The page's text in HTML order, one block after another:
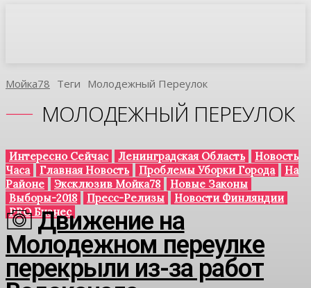
Мойка78 Теги Молодежный Переулок
МОЛОДЕЖНЫЙ ПЕРЕУЛОК
Интересно Сейчас Ленинградская Область
Новость
Часа
Главная Новость Проблемы Уборки Города
На
Районе
Эксклюзив Мойка78
Новые Законы
Выборы-2018
Пресс-Релизы
Новости Финляндии
PRO Бизнес
Движение на
Молодежном переулке
перекрыли из-за работ